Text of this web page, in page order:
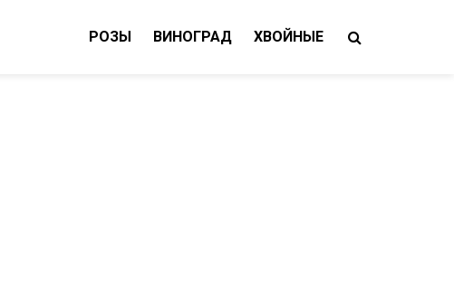
РОЗЫ ВИНОГРАД ХВОЙНЫЕ